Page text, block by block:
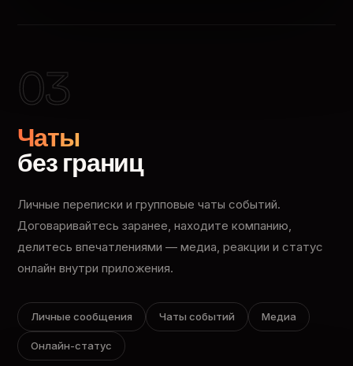
03
Чаты
без границ
Личные переписки и групповые чаты событий.
Договаривайтесь заранее, находите компанию,
делитесь впечатлениями — медиа, реакции и статус
онлайн внутри приложения.
Личные сообщения Чаты событий Медиа
Онлайн-статус